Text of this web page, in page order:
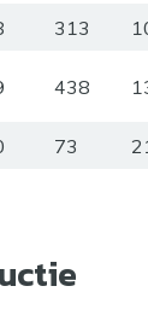
313
438
73